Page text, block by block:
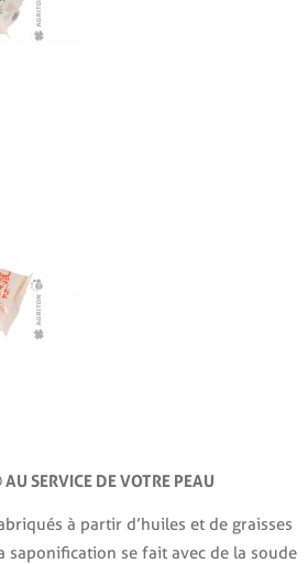
SERVICE DE VOTRE PEAU
à partir d’huiles et de graisses
saponification se fait avec de la soude